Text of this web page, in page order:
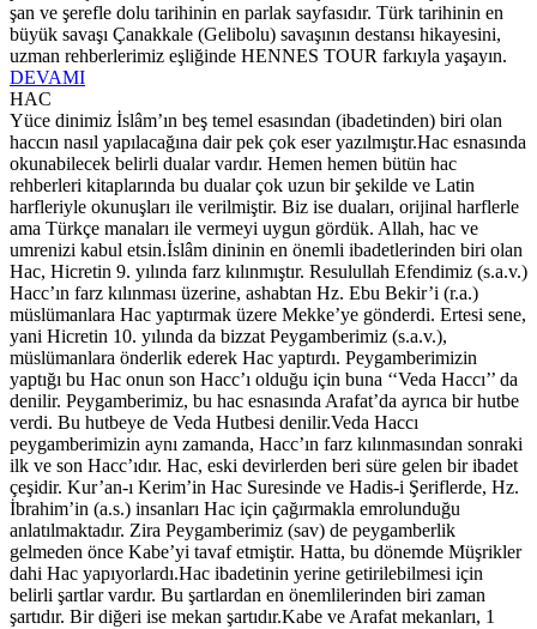
şan ve şerefle dolu tarihinin en parlak sayfasıdır. Türk tarihinin en
büyük savaşı Çanakkale (Gelibolu) savaşının destansı hikayesini,
uzman rehberlerimiz eşliğinde HENNES TOUR farkıyla yaşayın.
DEVAMI
HAC
Yüce dinimiz İslâm’ın beş temel esasından (ibadetinden) biri olan
haccın nasıl yapılacağına dair pek çok eser yazılmıştır.Hac esnasında
okunabilecek belirli dualar vardır. Hemen hemen bütün hac
rehberleri kitaplarında bu dualar çok uzun bir şekilde ve Latin
harfleriyle okunuşları ile verilmiştir. Biz ise duaları, orijinal harflerle
ama Türkçe manaları ile vermeyi uygun gördük. Allah, hac ve
umrenizi kabul etsin.İslâm dininin en önemli ibadetlerinden biri olan
Hac, Hicretin 9. yılında farz kılınmıştır. Resulullah Efendimiz (s.a.v.)
Hacc’ın farz kılınması üzerine, ashabtan Hz. Ebu Bekir’i (r.a.)
müslümanlara Hac yaptırmak üzere Mekke’ye gönderdi. Ertesi sene,
yani Hicretin 10. yılında da bizzat Peygamberimiz (s.a.v.),
müslümanlara önderlik ederek Hac yaptırdı. Peygamberimizin
yaptığı bu Hac onun son Hacc’ı olduğu için buna ‘‘Veda Haccı’’ da
denilir. Peygamberimiz, bu hac esnasında Arafat’da ayrıca bir hutbe
verdi. Bu hutbeye de Veda Hutbesi denilir.Veda Haccı
peygamberimizin aynı zamanda, Hacc’ın farz kılınmasından sonraki
ilk ve son Hacc’ıdır. Hac, eski devirlerden beri süre gelen bir ibadet
çeşidir. Kur’an-ı Kerim’in Hac Suresinde ve Hadis-i Şeriflerde, Hz.
İbrahim’in (a.s.) insanları Hac için çağırmakla emrolunduğu
anlatılmaktadır. Zira Peygamberimiz (sav) de peygamberlik
gelmeden önce Kabe’yi tavaf etmiştir. Hatta, bu dönemde Müşrikler
dahi Hac yapıyorlardı.Hac ibadetinin yerine getirilebilmesi için
belirli şartlar vardır. Bu şartlardan en önemlilerinden biri zaman
şartıdır. Bir diğeri ise mekan şartıdır.Kabe ve Arafat mekanları, 1